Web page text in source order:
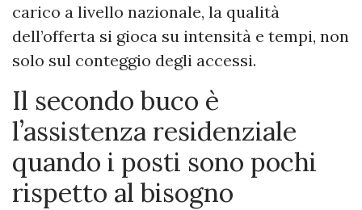
carico a livello nazionale, la qualità
dell’offerta si gioca su intensità e tempi, non
solo sul conteggio degli accessi.
Il secondo buco è
l’assistenza residenziale
quando i posti sono pochi
rispetto al bisogno